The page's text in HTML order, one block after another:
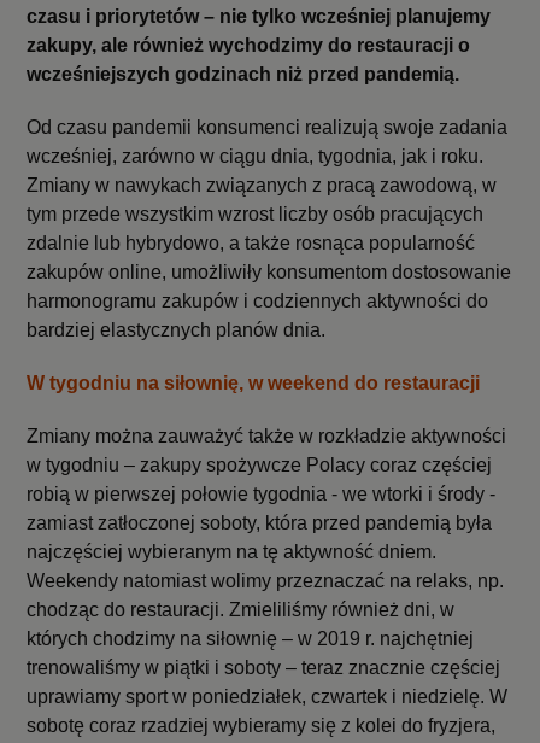
czasu i priorytetów – nie tylko wcześniej planujemy
zakupy, ale również wychodzimy do restauracji o
wcześniejszych godzinach niż przed pandemią.
Od czasu pandemii konsumenci realizują swoje zadania
wcześniej, zarówno w ciągu dnia, tygodnia, jak i roku.
Zmiany w nawykach związanych z pracą zawodową, w
tym przede wszystkim wzrost liczby osób pracujących
zdalnie lub hybrydowo, a także rosnąca popularność
zakupów online, umożliwiły konsumentom dostosowanie
harmonogramu zakupów i codziennych aktywności do
bardziej elastycznych planów dnia.
W tygodniu na siłownię, w weekend do restauracji
Zmiany można zauważyć także w rozkładzie aktywności
w tygodniu – zakupy spożywcze Polacy coraz częściej
robią w pierwszej połowie tygodnia - we wtorki i środy -
zamiast zatłoczonej soboty, która przed pandemią była
najczęściej wybieranym na tę aktywność dniem.
Weekendy natomiast wolimy przeznaczać na relaks, np.
chodząc do restauracji. Zmieliliśmy również dni, w
których chodzimy na siłownię – w 2019 r. najchętniej
trenowaliśmy w piątki i soboty – teraz znacznie częściej
uprawiamy sport w poniedziałek, czwartek i niedzielę. W
sobotę coraz rzadziej wybieramy się z kolei do fryzjera,